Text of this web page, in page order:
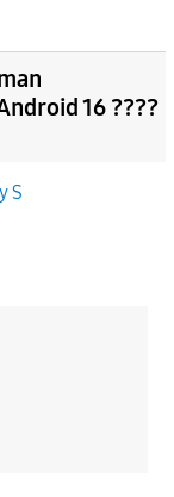
16 ????
S